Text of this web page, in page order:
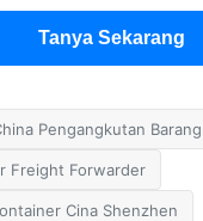
Tanya Sekarang
Pengangkutan Barang
Freight Forwarder
Cina Shenzhen